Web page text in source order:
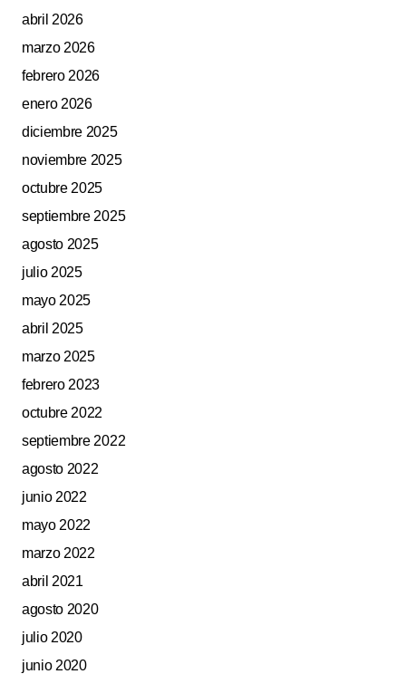
Your Name
Your E-mail
Guarda mi nombre, correo electrónico y web en este
abril 2026
marzo 2026
febrero 2026
enero 2026
diciembre 2025
noviembre 2025
octubre 2025
septiembre 2025
agosto 2025
julio 2025
mayo 2025
abril 2025
marzo 2025
febrero 2023
octubre 2022
septiembre 2022
agosto 2022
junio 2022
mayo 2022
marzo 2022
abril 2021
agosto 2020
julio 2020
junio 2020